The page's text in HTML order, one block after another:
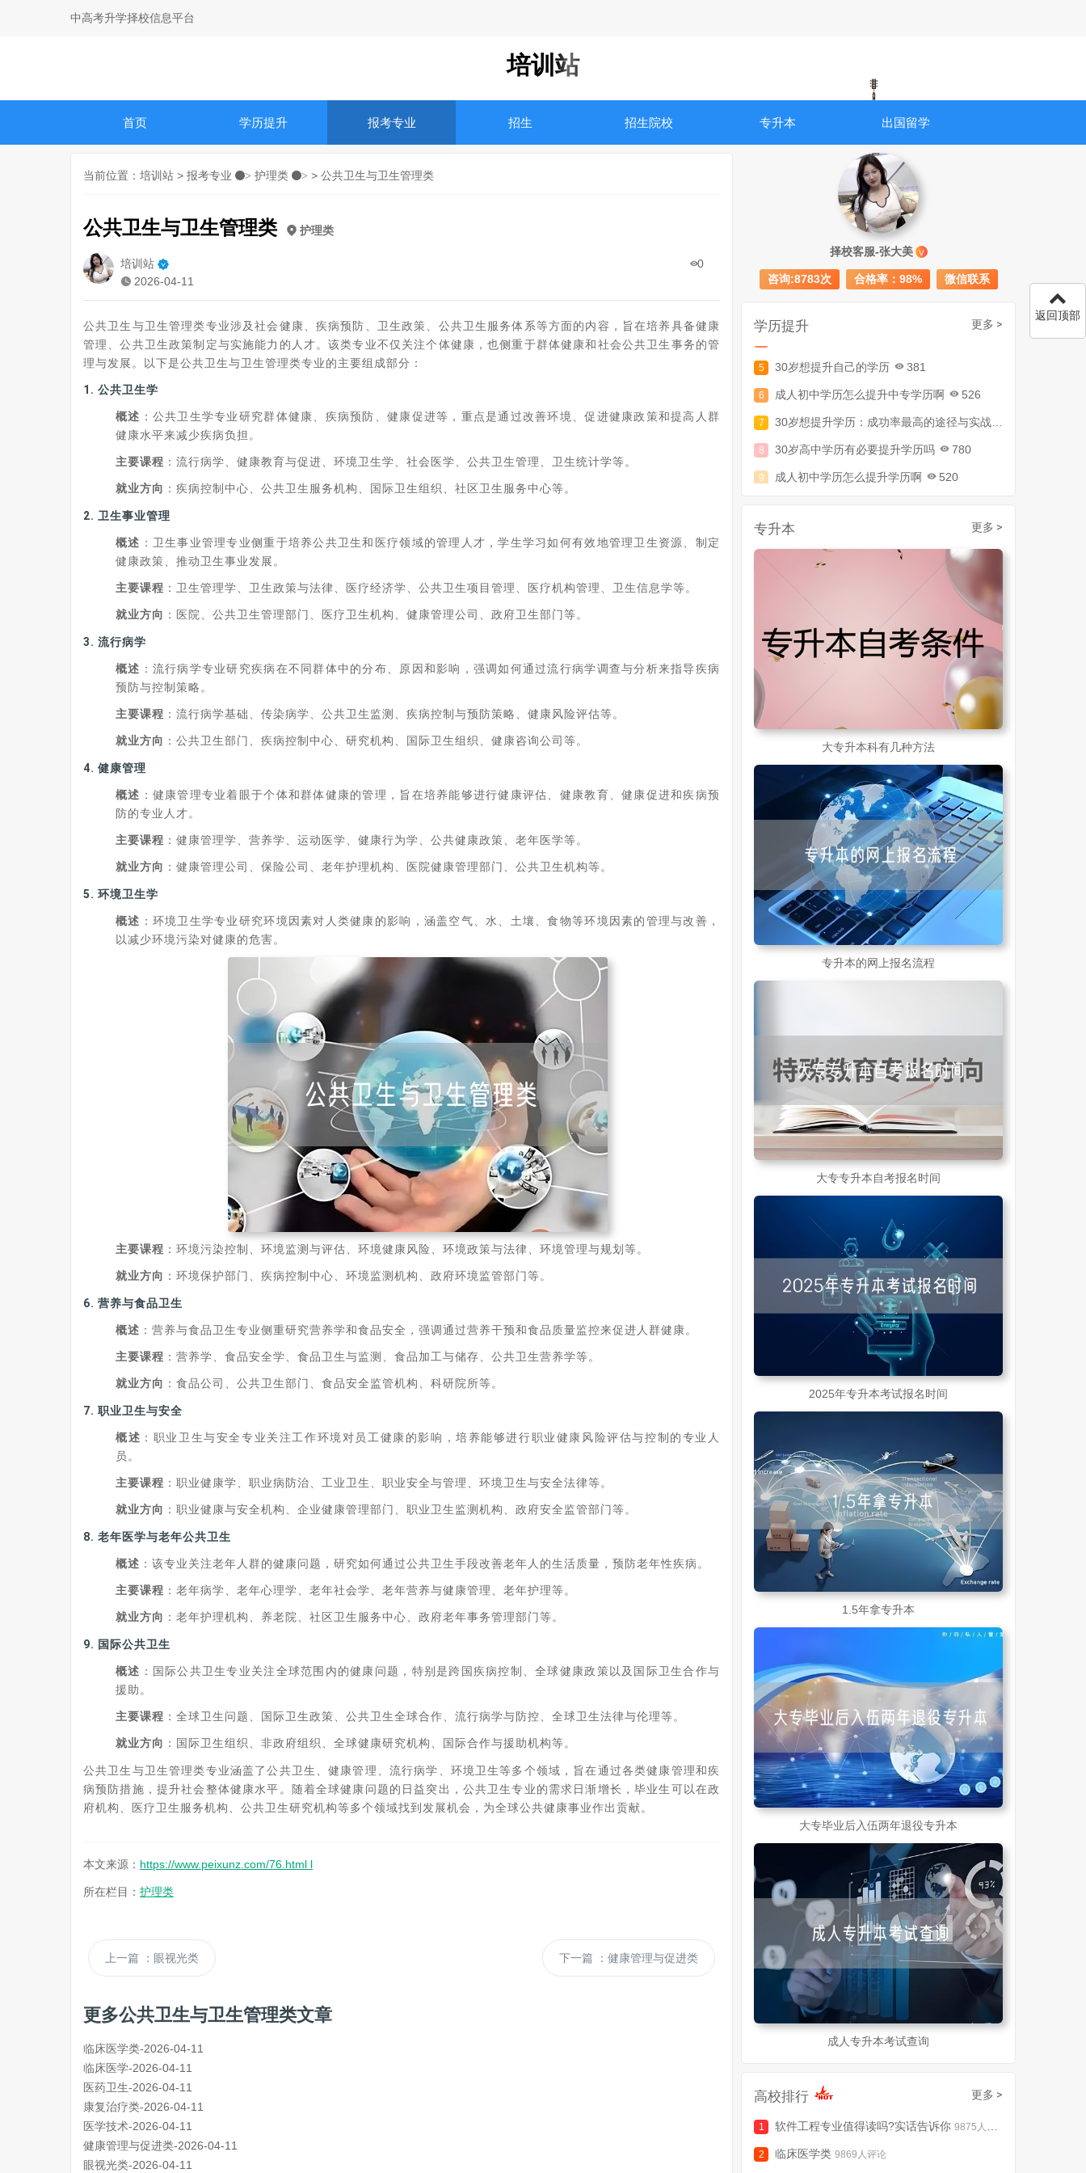
中高考升学择校信息平台
培训站
首页 学历提升 报考专业 招生 招生院校 专升本 出国留学
当前位置： 培训站 > 报考专业 > 护理类 > > 公共卫生与卫生管理类
公共卫生与卫生管理类 护理类
培训站
2026-04-11
0
公共卫生与卫生管理类专业涉及社会健康、疾病预防、卫生政策、公共卫生服务体系等方面的内容，旨在培养具备健康
管理、公共卫生政策制定与实施能力的人才。该类专业不仅关注个体健康，也侧重于群体健康和社会公共卫生事务的管
理与发展。以下是公共卫生与卫生管理类专业的主要组成部分：
1. 公共卫生学
概述 ：公共卫生学专业研究群体健康、疾病预防、健康促进等，重点是通过改善环境、促进健康政策和提高人群
健康水平来减少疾病负担。
主要课程 ：流行病学、健康教育与促进、环境卫生学、社会医学、公共卫生管理、卫生统计学等。
就业方向 ：疾病控制中心、公共卫生服务机构、国际卫生组织、社区卫生服务中心等。
2. 卫生事业管理
概述 ：卫生事业管理专业侧重于培养公共卫生和医疗领域的管理人才，学生学习如何有效地管理卫生资源、制定
健康政策、推动卫生事业发展。
主要课程 ：卫生管理学、卫生政策与法律、医疗经济学、公共卫生项目管理、医疗机构管理、卫生信息学等。
就业方向 ：医院、公共卫生管理部门、医疗卫生机构、健康管理公司、政府卫生部门等。
3. 流行病学
概述 ：流行病学专业研究疾病在不同群体中的分布、原因和影响，强调如何通过流行病学调查与分析来指导疾病
预防与控制策略。
主要课程 ：流行病学基础、传染病学、公共卫生监测、疾病控制与预防策略、健康风险评估等。
就业方向 ：公共卫生部门、疾病控制中心、研究机构、国际卫生组织、健康咨询公司等。
4. 健康管理
概述 ：健康管理专业着眼于个体和群体健康的管理，旨在培养能够进行健康评估、健康教育、健康促进和疾病预
防的专业人才。
主要课程 ：健康管理学、营养学、运动医学、健康行为学、公共健康政策、老年医学等。
就业方向 ：健康管理公司、保险公司、老年护理机构、医院健康管理部门、公共卫生机构等。
5. 环境卫生学
概述 ：环境卫生学专业研究环境因素对人类健康的影响，涵盖空气、水、土壤、食物等环境因素的管理与改善，
以减少环境污染对健康的危害。
主要课程 ：环境污染控制、环境监测与评估、环境健康风险、环境政策与法律、环境管理与规划等。
就业方向 ：环境保护部门、疾病控制中心、环境监测机构、政府环境监管部门等。
6. 营养与食品卫生
概述 ：营养与食品卫生专业侧重研究营养学和食品安全，强调通过营养干预和食品质量监控来促进人群健康。
主要课程 ：营养学、食品安全学、食品卫生与监测、食品加工与储存、公共卫生营养学等。
就业方向 ：食品公司、公共卫生部门、食品安全监管机构、科研院所等。
7. 职业卫生与安全
概述 ：职业卫生与安全专业关注工作环境对员工健康的影响，培养能够进行职业健康风险评估与控制的专业人
员。
主要课程 ：职业健康学、职业病防治、工业卫生、职业安全与管理、环境卫生与安全法律等。
就业方向 ：职业健康与安全机构、企业健康管理部门、职业卫生监测机构、政府安全监管部门等。
8. 老年医学与老年公共卫生
概述 ：该专业关注老年人群的健康问题，研究如何通过公共卫生手段改善老年人的生活质量，预防老年性疾病。
主要课程 ：老年病学、老年心理学、老年社会学、老年营养与健康管理、老年护理等。
就业方向 ：老年护理机构、养老院、社区卫生服务中心、政府老年事务管理部门等。
9. 国际公共卫生
概述 ：国际公共卫生专业关注全球范围内的健康问题，特别是跨国疾病控制、全球健康政策以及国际卫生合作与
援助。
主要课程 ：全球卫生问题、国际卫生政策、公共卫生全球合作、流行病学与防控、全球卫生法律与伦理等。
就业方向 ：国际卫生组织、非政府组织、全球健康研究机构、国际合作与援助机构等。
公共卫生与卫生管理类专业涵盖了公共卫生、健康管理、流行病学、环境卫生等多个领域，旨在通过各类健康管理和疾
病预防措施，提升社会整体健康水平。随着全球健康问题的日益突出，公共卫生专业的需求日渐增长，毕业生可以在政
府机构、医疗卫生服务机构、公共卫生研究机构等多个领域找到发展机会，为全球公共健康事业作出贡献。
本文来源： https://www.peixunz.com/76.html l
所在栏目： 护理类
上一篇 ：眼视光类 下一篇 ：健康管理与促进类
更多公共卫生与卫生管理类文章
临床医学类-2026-04-11
临床医学-2026-04-11
医药卫生-2026-04-11
康复治疗类-2026-04-11
医学技术-2026-04-11
健康管理与促进类-2026-04-11
眼视光类-2026-04-11
择校客服-张大美 V
咨询:8783次 合格率：98% 微信联系
学历提升 更多 >
成人初中文凭怎么提升学历 740
成人大专学历提升多少钱 367
成人大专学历提升报考流程详解：从报名条件到成功入学全指南
成人大专学历提升多少钱 367
30岁想提升自己的学历 381
成人初中学历怎么提升中专学历啊 526
专升本 更多 >
大专升本科有几种方法
专升本的网上报名流程
大专专升本自考报名时间
2025年专升本考试报名时间
1.5年拿专升本
大专毕业后入伍两年退役专升本
成人专升本考试查询
高校排行 更多 >
软件工程专业值得读吗?实话告诉你 9875人评论
临床医学类 9869人评论
返回顶部